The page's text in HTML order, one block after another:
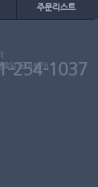
주문리스트
휴일 (도매 불가)
254-1037